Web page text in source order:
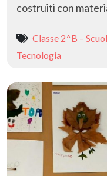
costruiti con
Classe 2^B –
Tecnologia